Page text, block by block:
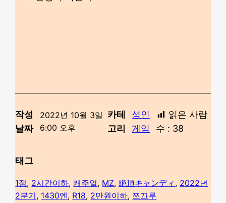
작성
날짜
2022년 10월 3일
6:00 오후
카테
고리
성인
게임
읽은 사람
수 : 38
태그
1점, 2시간이하, 캐주얼, MZ, 絶頂キャンディ , 2022년
2분기, 1430엔, R18, 2만원이하, 쯔끄루